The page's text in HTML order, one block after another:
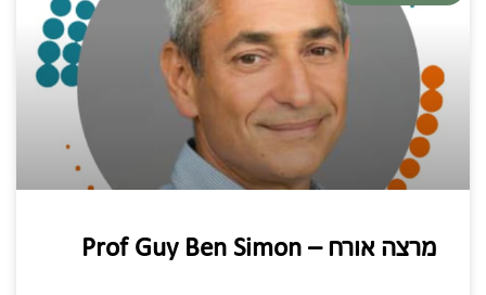
מרצה אורח – Prof Guy Ben Simon